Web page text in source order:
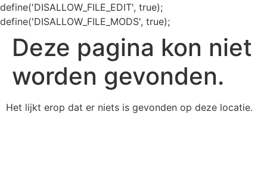
define('DISALLOW_FILE_EDIT', true);
define('DISALLOW_FILE_MODS', true);
Deze pagina kon niet
worden gevonden.
Het lijkt erop dat er niets is gevonden op deze locatie.